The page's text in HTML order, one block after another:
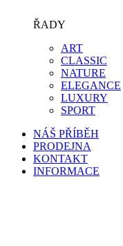
ŘADY
ART
CLASSIC
NATURE
ELEGANCE
LUXURY
SPORT
NÁŠ PŘÍBĚH
PRODEJNA
KONTAKT
INFORMACE